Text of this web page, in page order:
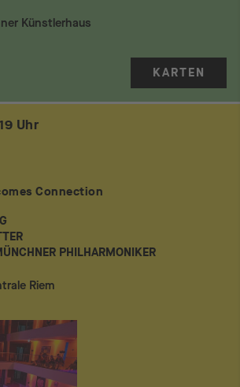
Künstlerhaus
KARTEN
Connection
Uhr
PHILHARMONIKER
Riem